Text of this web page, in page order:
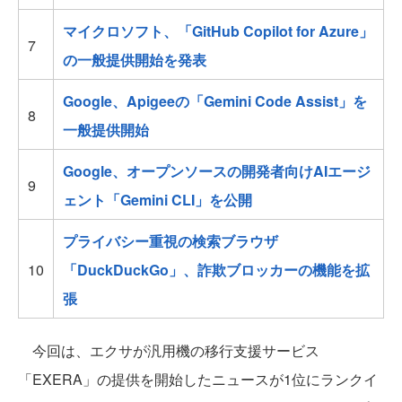
7
マイクロソフト、「GitHub Copilot for Azure」
の一般提供開始を発表
8
Google、Apigeeの「Gemini Code Assist」を
一般提供開始
9
Google、オープンソースの開発者向けAIエージ
ェント「Gemini CLI」を公開
10
プライバシー重視の検索ブラウザ
「DuckDuckGo」、詐欺ブロッカーの機能を拡
張
今回は、エクサが汎用機の移行支援サービス
「EXERA」の提供を開始したニュースが1位にランクイ